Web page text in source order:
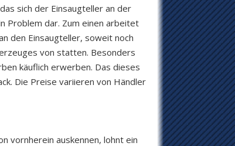
sich der Einsaugteller an der
Problem dar. Zum einen arbeitet
den Einsaugteller, soweit noch
von statten. Besonders
käuflich erwerben. Das dieses
Die Preise variieren von Händler
vornherein auskennen, lohnt ein